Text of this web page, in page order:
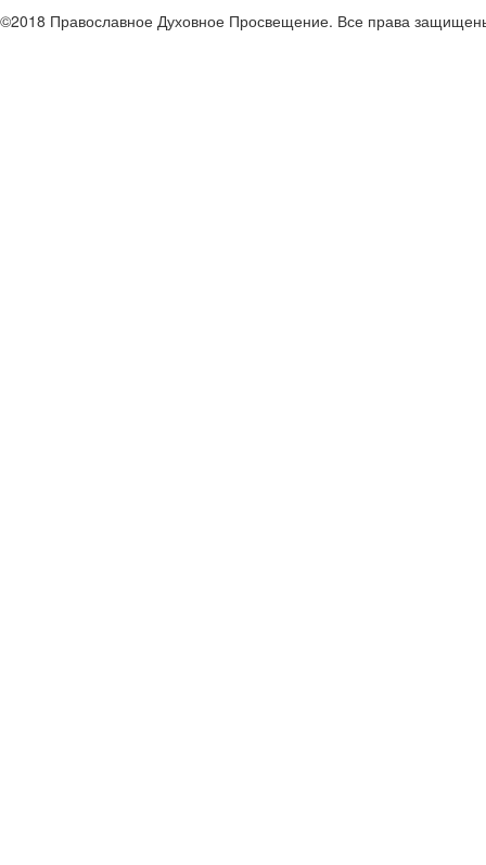
©2018 Православное Духовное Просвещение. Все права